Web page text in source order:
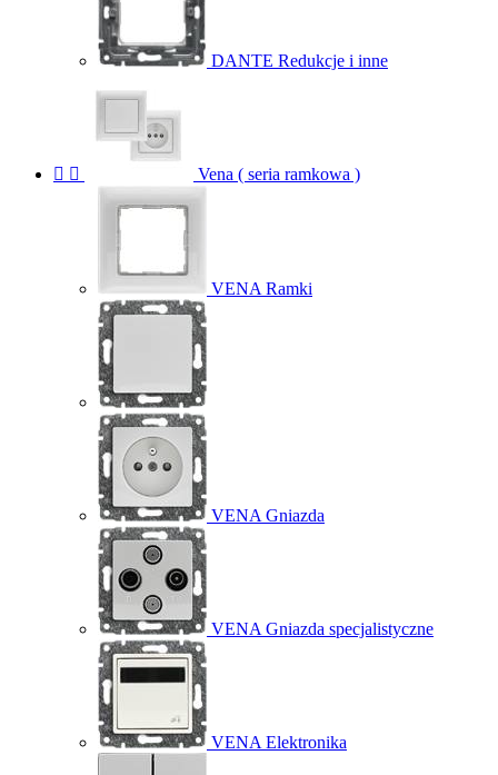
DANTE Redukcje i inne
  Vena ( seria ramkowa )
VENA Ramki
VENA Gniazda
VENA Gniazda specjalistyczne
VENA Elektronika